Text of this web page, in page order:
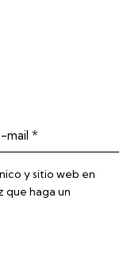
y sitio web en
que haga un